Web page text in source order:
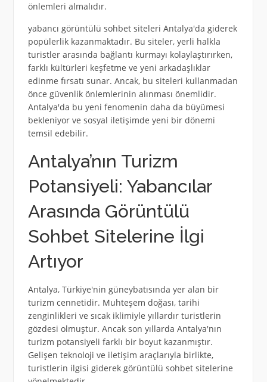
önlemleri almalıdır.
yabancı görüntülü sohbet siteleri Antalya'da giderek
popülerlik kazanmaktadır. Bu siteler, yerli halkla
turistler arasında bağlantı kurmayı kolaylaştırırken,
farklı kültürleri keşfetme ve yeni arkadaşlıklar
edinme fırsatı sunar. Ancak, bu siteleri kullanmadan
önce güvenlik önlemlerinin alınması önemlidir.
Antalya'da bu yeni fenomenin daha da büyümesi
bekleniyor ve sosyal iletişimde yeni bir dönemi
temsil edebilir.
Antalya’nın Turizm
Potansiyeli: Yabancılar
Arasında Görüntülü
Sohbet Sitelerine İlgi
Artıyor
Antalya, Türkiye'nin güneybatısında yer alan bir
turizm cennetidir. Muhteşem doğası, tarihi
zenginlikleri ve sıcak iklimiyle yıllardır turistlerin
gözdesi olmuştur. Ancak son yıllarda Antalya'nın
turizm potansiyeli farklı bir boyut kazanmıştır.
Gelişen teknoloji ve iletişim araçlarıyla birlikte,
turistlerin ilgisi giderek görüntülü sohbet sitelerine